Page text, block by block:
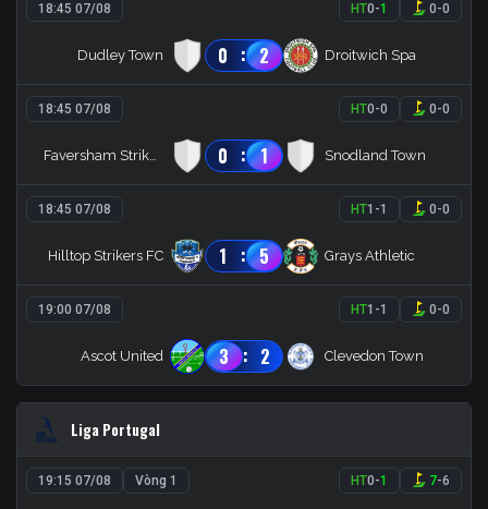
18:45 07/08 HT0-1 0-0
Dudley Town 0 : 2 Droitwich Spa
18:45 07/08 HT0-0 0-0
Faversham Strike Force 0 : 1 Snodland Town
18:45 07/08 HT1 -1 0-0
Hilltop Strikers FC 1 : 5 Grays Athletic
19:00 07/08 HT1 -1 0-0
Ascot United 3 : 2 Clevedon Town
Liga Portugal
19:15 07/08 Vòng 1 HT0-1 7-6